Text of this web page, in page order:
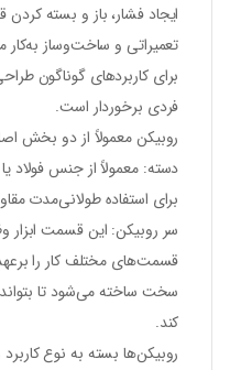
ایجاد فشار، باز و بسته
تعمیراتی و ساخت‌وساز به‌کار
برای کاربردهای گوناگون
فردی برخوردار است.
روبیکن معمولاً از دو بخش
دسته: معمولاً از جنس فولاد
برای استفاده طولانی‌مدت
سر روبیکن: این قسمت ابزار
قسمت‌های مختلف کار را
سخت ساخته می‌شود تا
کند.
روبیکن‌ها بسته به نوع